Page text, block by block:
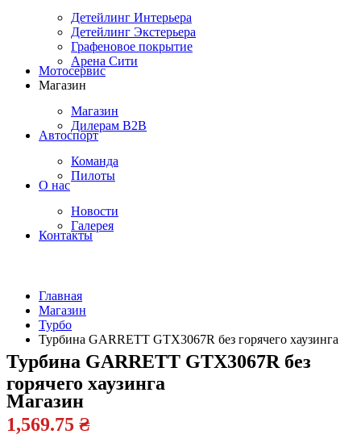
Детейлинг Интерьера
Детейлинг Экстерьера
Графеновое покрытие
Арена Сити
Мотосервис
Магазин
Магазин
Дилерам B2B
Автоспорт
Команда
Пилоты
О нас
Новости
Галерея
Контакты
Главная
Магазин
Турбо
Турбина GARRETT GTX3067R без горячего хаузинга
Магазин
Турбина GARRETT GTX3067R без
горячего хаузинга
1,569.75 ₴